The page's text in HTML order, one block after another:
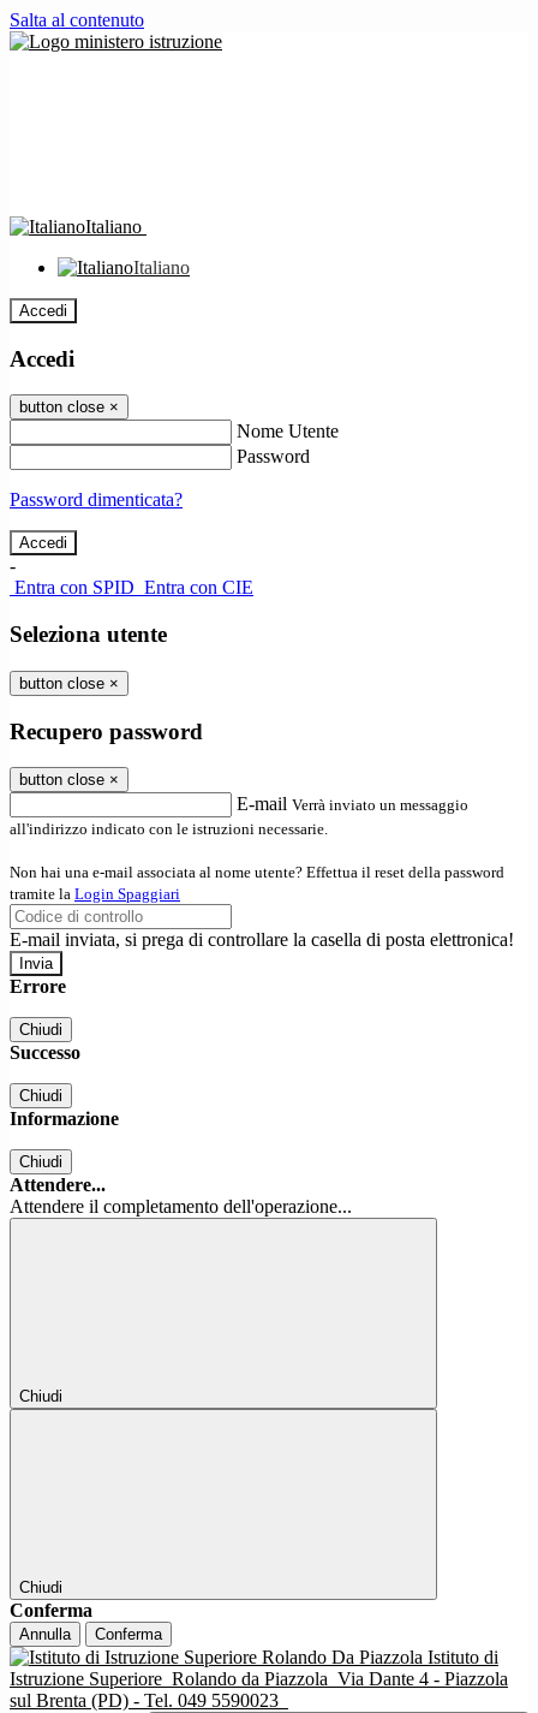
Salta al contenuto
Italiano
Italiano
Accedi
Accedi
button close ×
Nome Utente
Password
Password dimenticata?
-
Entra con SPID Entra con CIE
Seleziona utente
button close ×
Recupero password
button close ×
E-mail Verrà inviato un messaggio
all'indirizzo indicato con le istruzioni necessarie.
Non hai una e-mail associata al nome utente? Effettua il reset della password
tramite la Login Spaggiari
E-mail inviata, si prega di controllare la casella di posta elettronica!
Errore
Chiudi
Successo
Chiudi
Informazione
Chiudi
Attendere...
Attendere il completamento dell'operazione...
Chiudi
Chiudi
Conferma
Annulla Conferma
Istituto di
Istruzione Superiore Rolando da Piazzola Via Dante 4 - Piazzola
sul Brenta (PD) - Tel. 049 5590023